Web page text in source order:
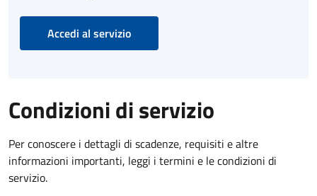
Accedi al servizio
Condizioni di servizio
Per conoscere i dettagli di scadenze, requisiti e altre
informazioni importanti, leggi i termini e le condizioni di
servizio.